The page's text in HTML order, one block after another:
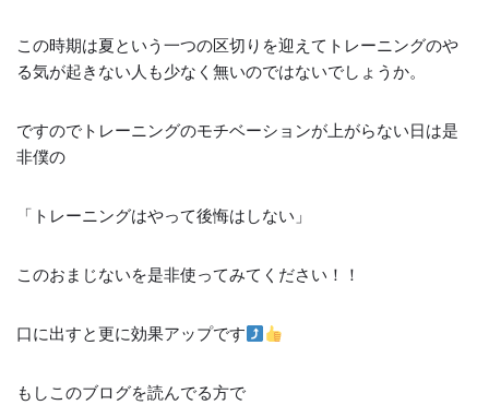
この時期は夏という一つの区切りを迎えてトレーニングのや
る気が起きない人も少なく無いのではないでしょうか。
ですのでトレーニングのモチベーションが上がらない日は是
非僕の
「トレーニングはやって後悔はしない」
このおまじないを是非使ってみてください！！
口に出すと更に効果アップです
もしこのブログを読んでる方で